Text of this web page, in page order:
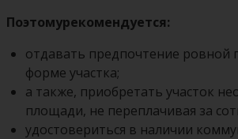
Поэтомурекомендуется:
отдавать предпочтение ровной
форме участка;
а также, приобретать участок
площади, не переплачивая за
удостовериться в наличии